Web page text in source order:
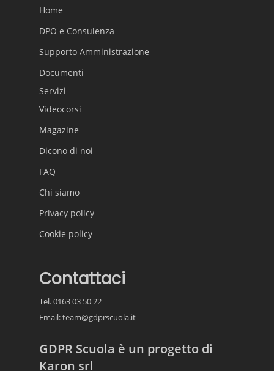
Home
DPO e Consulenza
Supporto Amministrazione
Documenti
Servizi
Videocorsi
Magazine
Dicono di noi
FAQ
Chi siamo
Privacy policy
Cookie policy
Contattaci
Tel. 0163 03 50 22
Email:team@gdprscuola.it
GDPR Scuola è un progetto di
Karon srl